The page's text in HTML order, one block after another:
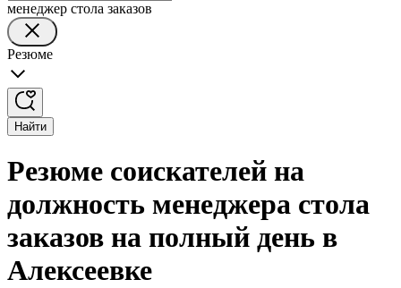
менеджер стола заказов
Резюме
Найти
Резюме соискателей на
должность менеджера стола
заказов на полный день в
Алексеевке